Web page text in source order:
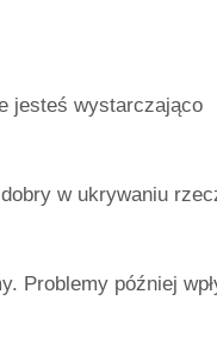
jesteś wystarczająco
w ukrywaniu
Problemy później